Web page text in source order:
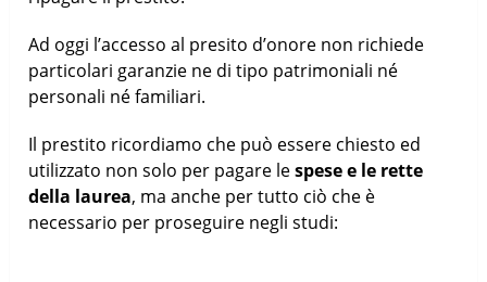
Ad oggi l’accesso al presito d’onore non richiede
particolari garanzie ne di tipo patrimoniali né
personali né familiari.
Il prestito ricordiamo che può essere chiesto ed
utilizzato non solo per pagare lespese e le rette
della laurea, ma anche per tutto ciò che è
necessario per proseguire negli studi: